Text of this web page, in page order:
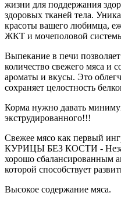
жизни для поддержания
здоровых тканей тела.
красоты вашего любимца,
ЖКТ и мочеполовой
Выпекание в печи
количество свежего мяса и
ароматы и вкусы. Это
сохраняет целостность
Корма нужно давать
экструдированного!!!
Свежее мясо как первый
КУРИЦЫ БЕЗ КОСТИ -
хорошо сбалансированным
которой способствует
Высокое содержание мяса.